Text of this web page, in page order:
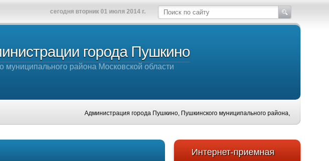
сегодня вторник 01 июля 2014 г.
города Пушкино
муниципального района Московской области
Администрация города Пушкино, Пушкинского муниципального района, Московской
Интернет-приемная